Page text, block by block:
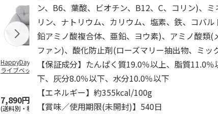
HappyDays 2wayド
ライブベッド グレ
7,890円
(送料別・税込)
獣医師開発 ニオイ
をとる砂専用 猫ト
イレ ナチュラルグ
1,550円
(送料別・税込)
デオトイレ 飛び散
らない消臭・抗菌サ
ンド 4L
1,320円
(送料別・税込)
無添
ムデン
ン、B6、葉酸、ビオチン、B12、C、コリン)、ミ
リン、ナトリウム、カリウム、塩素、鉄、コバ
鉛アミノ酸複合体、亜鉛、ヨウ素)、アミノ酸類(
ファン)、酸化防止剤(ローズマリー抽出物、ミッ
【保証成分】たんぱく質19.0％以上、脂質11.0
下、灰分8.0％以下、水分10.0％以下
【エネルギー】約355kcal/100g
【賞味／使用期限(未開封)】540日